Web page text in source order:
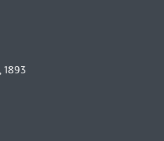
1893